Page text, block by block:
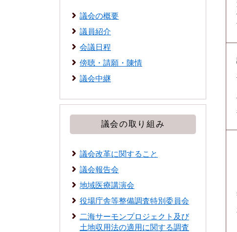
議会の概要
議員紹介
会議日程
傍聴・請願・陳情
議会中継
議会の取り組み
議会改革に関すること
議会報告会
地域医療講演会
役場庁舎等整備調査特別委員会
二海サーモンプロジェクト及び
土地収用法の適用に関する調査